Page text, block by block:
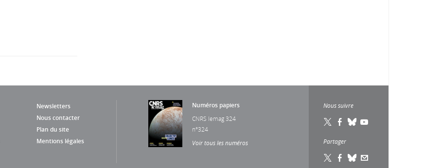
Newsletters
Nous contacter
Plan du site
Mentions légales
Numéros papiers
CNRS lemag 324
n°324
Voir tous les numéros
Nous suivre
Partager